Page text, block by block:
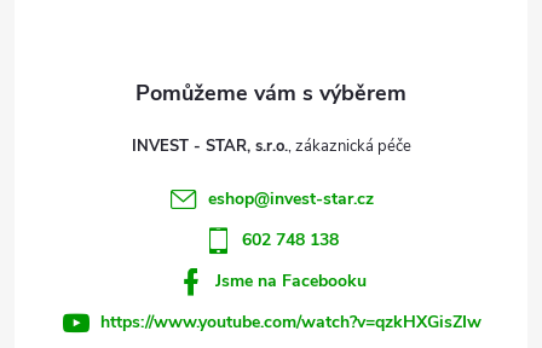
INVEST - STAR, s.r.o.
eshop@invest-star.cz
602 748 138
Jsme na Facebooku
https://www.youtube.com/watch?v=qzkHXGisZIw